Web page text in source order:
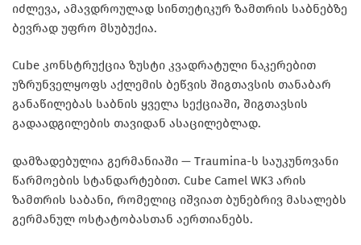
იძლევა, ამავდროულად სინთეტიკურ ზამთრის საბნებზე
ბევრად უფრო მსუბუქია.
Cube კონსტრუქცია ზუსტი კვადრატული ნაკერებით
უზრუნველყოფს აქლემის ბეწვის შიგთავსის თანაბარ
განაწილებას საბნის ყველა სექციაში, შიგთავსის
გადაადგილების თავიდან ასაცილებლად.
დამზადებულია გერმანიაში — Traumina-ს საუკუნოვანი
წარმოების სტანდარტებით. Cube Camel WK3 არის
ზამთრის საბანი, რომელიც იშვიათ ბუნებრივ მასალებს
გერმანულ ოსტატობასთან აერთიანებს.